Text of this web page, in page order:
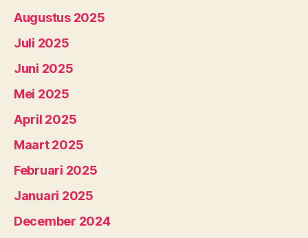
Augustus 2025
Juli 2025
Juni 2025
Mei 2025
April 2025
Maart 2025
Februari 2025
Januari 2025
December 2024